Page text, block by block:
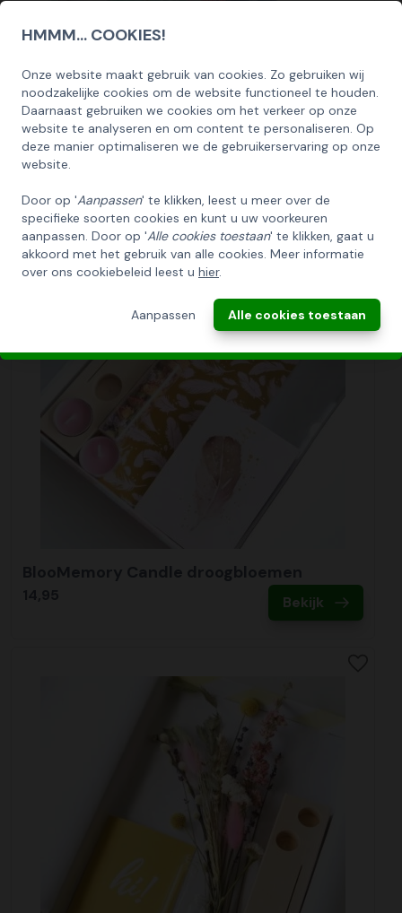
HMMM... COOKIES!
Onze website maakt gebruik van cookies. Zo gebruiken wij
noodzakelijke cookies om de website functioneel te houden.
Daarnaast gebruiken we cookies om het verkeer op onze
website te analyseren en om content te personaliseren. Op
deze manier optimaliseren we de gebruikerservaring op onze
website.
Door op 'Aanpassen' te klikken, leest u meer over de
specifieke soorten cookies en kunt u uw voorkeuren
aanpassen. Door op 'Alle cookies toestaan' te klikken, gaat u
akkoord met het gebruik van alle cookies. Meer informatie
over ons cookiebeleid leest u hier.
Aanpassen Alle cookies toestaan
Bohemian Ruby brievenbusbloemen
13,95
Bekijk
SCHRIJF U IN OP ONZE NIEUWSBRIEF
EN ONTVANG 5% KORTING OP DE
HUISCOLLECTIE KERSTPAKKETTEN
Email
INSCHRIJVEN!
ANNULEREN